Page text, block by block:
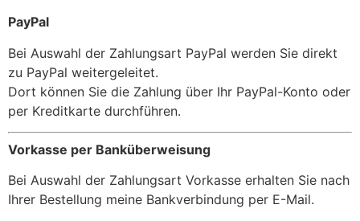
PayPal
Bei Auswahl der Zahlungsart PayPal werden Sie direkt
zu PayPal weitergeleitet.
Dort können Sie die Zahlung über Ihr PayPal-Konto oder
per Kreditkarte durchführen.
Vorkasse per Banküberweisung
Bei Auswahl der Zahlungsart Vorkasse erhalten Sie nach
Ihrer Bestellung meine Bankverbindung per E-Mail.